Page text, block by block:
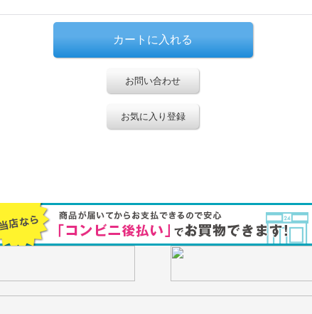
お問い合わせ
お気に入り登録